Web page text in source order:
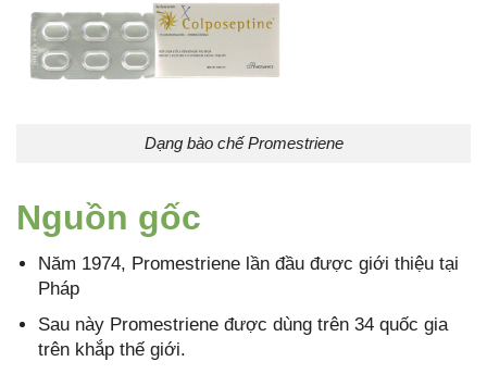
Dạng bào chế Promestriene
Nguồn gốc
Năm 1974, Promestriene lần đầu được giới thiệu tại
Pháp
Sau này Promestriene được dùng trên 34 quốc gia
trên khắp thế giới.